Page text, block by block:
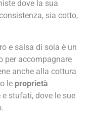
dove la sua
sia cotto,
e salsa di soia è un
per accompagnare
anche alla cottura
le proprietà
e stufati, dove le sue